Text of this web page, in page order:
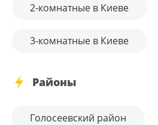
2-комнатные в Киеве
3-комнатные в Киеве
Районы
Голосеевский район